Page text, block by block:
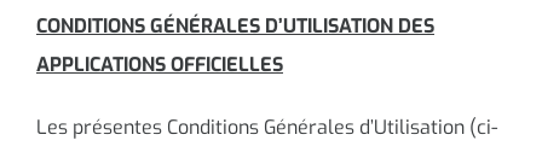
CONDITIONS GÉNÉRALES D’UTILISATION DES
APPLICATIONS OFFICIELLES
Les présentes Conditions Générales d’Utilisation (ci-